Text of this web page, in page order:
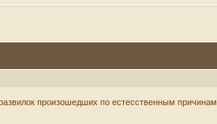
произошедших по естесственным причинам.